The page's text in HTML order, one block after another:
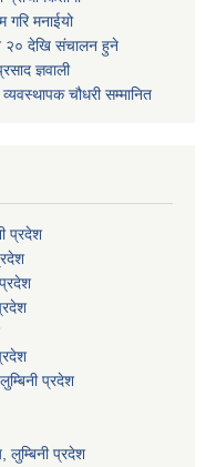
गरि मनाईयो
२० देखि संचालन हुने
ज्ञवाली
व्यवस्थापक चौधरी सम्मानित
प्रदेश
प्रदेश
लुम्बिनी प्रदेश